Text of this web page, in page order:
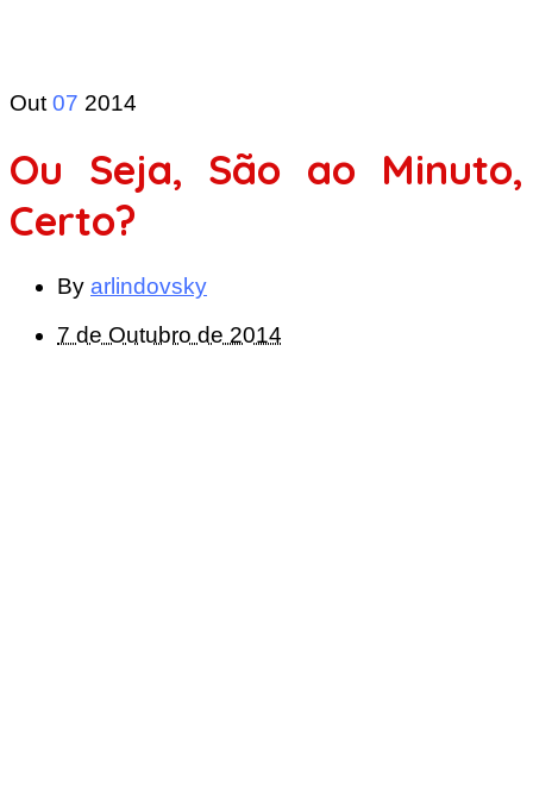
Out 07 2014
Ou Seja, São ao Minuto,
Certo?
By arlindovsky
7 de Outubro de 2014